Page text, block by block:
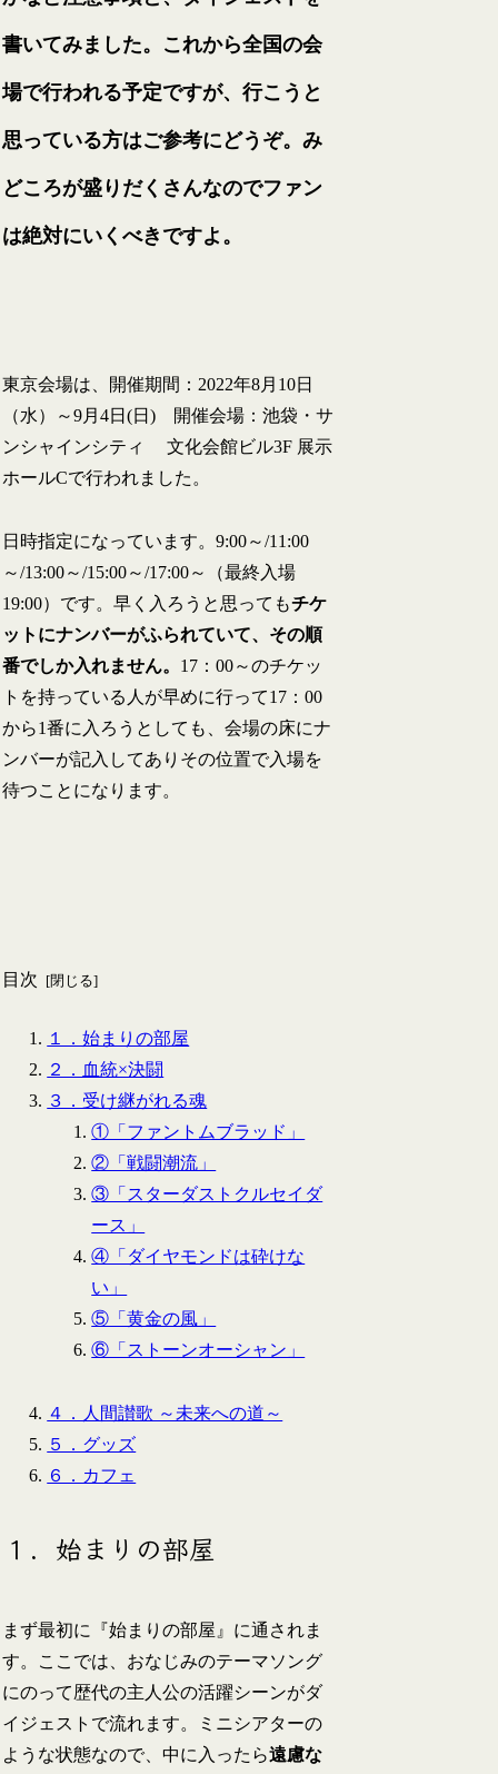
書いてみました。これから全国の会
場で行われる予定ですが、行こうと
思っている方はご参考にどうぞ。み
どころが盛りだくさんなのでファン
は絶対にいくべきですよ。
東京会場は、開催期間：2022年8月10日
（水）～9月4日(日) 開催会場：池袋・サ
ンシャインシティ 文化会館ビル3F 展示
ホールCで行われました。
日時指定になっています。9:00～/11:00
～/13:00～/15:00～/17:00～（最終入場
19:00）です。早く入ろうと思ってもチケ
ットにナンバーがふられていて、その順
番でしか入れません。 17：00～のチケッ
トを持っている人が早めに行って17：00
から1番に入ろうとしても、会場の床にナ
ンバーが記入してありその位置で入場を
待つことになります。
目次
１．始まりの部屋
２．血統×決闘
３．受け継がれる魂
①「ファントムブラッド」
②「戦闘潮流」
③「スターダストクルセイダ
ース」
④「ダイヤモンドは砕けな
い」
⑤「黄金の風」
⑥「ストーンオーシャン」
４．人間讃歌 ～未来への道～
５．グッズ
６．カフェ
１．始まりの部屋
まず最初に『始まりの部屋』に通されま
す。ここでは、おなじみのテーマソング
にのって歴代の主人公の活躍シーンがダ
イジェストで流れます。ミニシアターの
ような状態なので、中に入ったら遠慮な